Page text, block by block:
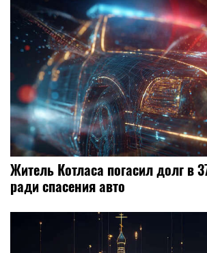
Житель Котласа погасил долг в
ради спасения авто